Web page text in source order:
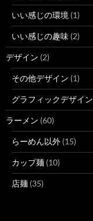
いい感じの環境 (1)
いい感じの趣味 (2)
デザイン (2)
その他デザイン (1)
グラフィックデザイン
ラーメン (60)
らーめん以外 (15)
カップ麺 (10)
店麺 (35)